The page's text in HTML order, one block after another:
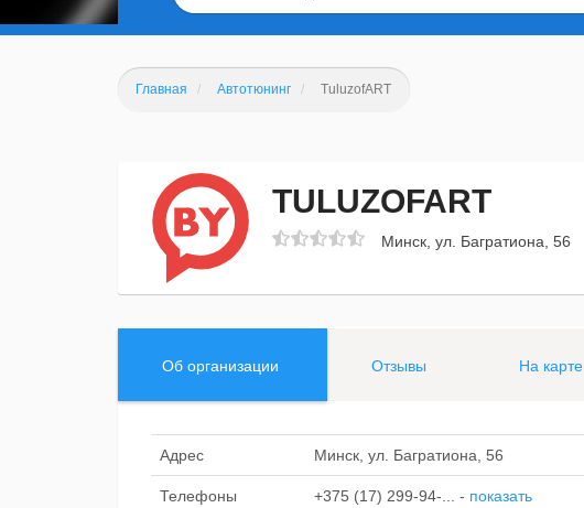
Главная Автотюнинг TuluzofART
TULUZOFART
Минск, ул. Багратиона, 56
Об организации Отзывы На карте
Адрес Минск, ул. Багратиона, 56
Телефоны +375 (17) 299-94-... - показать